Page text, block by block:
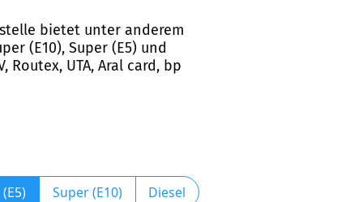
bietet unter anderem
(E10), Super (E5) und
Routex, UTA, Aral card, bp
Super (E10) Diesel